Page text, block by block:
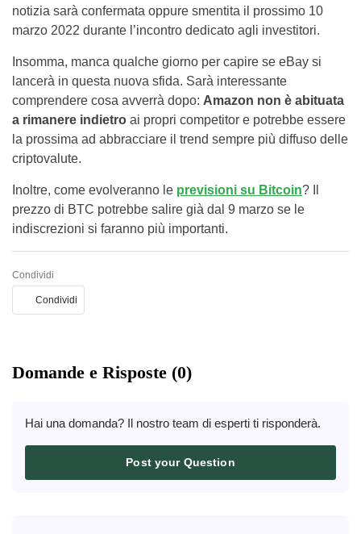
notizia sarà confermata oppure smentita il prossimo 10
marzo 2022 durante l’incontro dedicato agli investitori.
Insomma, manca qualche giorno per capire se eBay si
lancerà in questa nuova sfida. Sarà interessante
comprendere cosa avverrà dopo: Amazon non è abituata
a rimanere indietro ai propri competitor e potrebbe essere
la prossima ad abbracciare il trend sempre più diffuso delle
criptovalute.
Inoltre, come evolveranno le previsioni su Bitcoin? Il
prezzo di BTC potrebbe salire già dal 9 marzo se le
indiscrezioni si faranno più importanti.
Condividi
Condividi
Domande e Risposte (0)
Hai una domanda? Il nostro team di esperti ti risponderà.
Post your Question